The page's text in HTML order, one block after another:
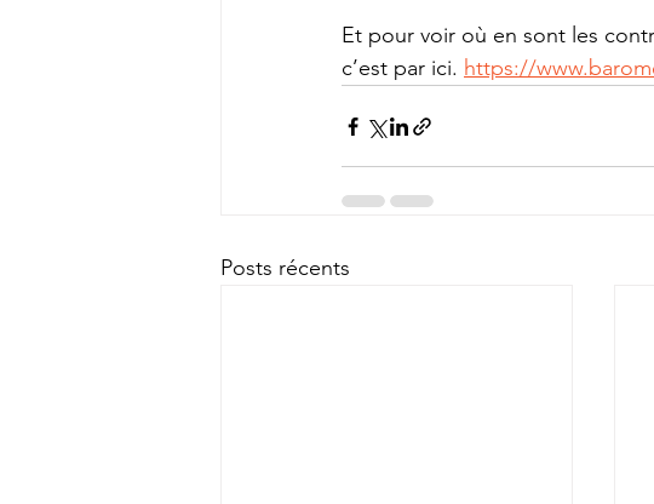
Et pour voir où en sont les
c’est par ici. https://
Posts récents